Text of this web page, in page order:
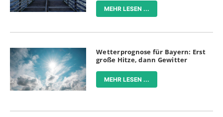
MEHR LESEN ...
Wetterprognose für Bayern: Erst
große Hitze, dann Gewitter
MEHR LESEN ...